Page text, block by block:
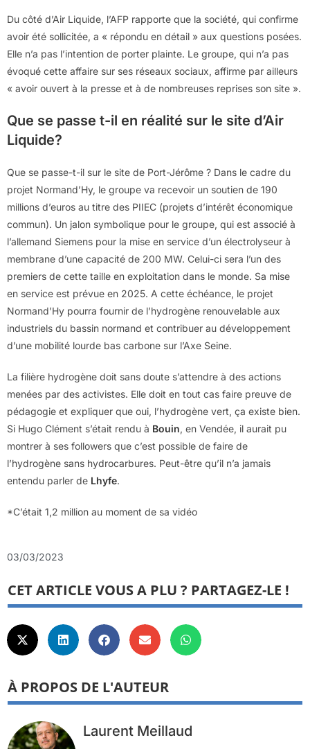
Du côté d’Air Liquide, l’AFP rapporte que la société, qui confirme
avoir été sollicitée, a « répondu en détail » aux questions posées.
Elle n’a pas l’intention de porter plainte. Le groupe, qui n’a pas
évoqué cette affaire sur ses réseaux sociaux, affirme par ailleurs
« avoir ouvert à la presse et à de nombreuses reprises son site ».
Que se passe t-il en réalité sur le site d’Air
Liquide?
Que se passe-t-il sur le site de Port-Jérôme ? Dans le cadre du
projet Normand’Hy, le groupe va recevoir un soutien de 190
millions d’euros au titre des PIIEC (projets d’intérêt économique
commun). Un jalon symbolique pour le groupe, qui est associé à
l’allemand Siemens pour la mise en service d’un électrolyseur à
membrane d’une capacité de 200 MW. Celui-ci sera l’un des
premiers de cette taille en exploitation dans le monde. Sa mise
en service est prévue en 2025. A cette échéance, le projet
Normand’Hy pourra fournir de l’hydrogène renouvelable aux
industriels du bassin normand et contribuer au développement
d’une mobilité lourde bas carbone sur l’Axe Seine.
La filière hydrogène doit sans doute s’attendre à des actions
menées par des activistes. Elle doit en tout cas faire preuve de
pédagogie et expliquer que oui, l’hydrogène vert, ça existe bien.
Si Hugo Clément s’était rendu à Bouin, en Vendée, il aurait pu
montrer à ses followers que c’est possible de faire de
l’hydrogène sans hydrocarbures. Peut-être qu’il n’a jamais
entendu parler de Lhyfe.
*C’était 1,2 million au moment de sa vidéo
03/03/2023
CET ARTICLE VOUS A PLU ? PARTAGEZ-LE !
À PROPOS DE L'AUTEUR
Laurent Meillaud